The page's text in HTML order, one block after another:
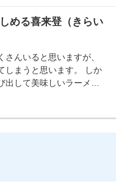
める喜来登（きらい
んいると思いますが、
しまうと思います。 しか
出して美味しいラーメン